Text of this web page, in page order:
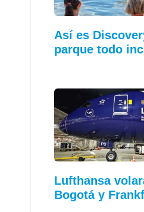
Así es
parque todo
Lufthansa
Bogotá y